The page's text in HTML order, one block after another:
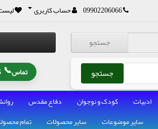
09902206066 حساب کاربری
جستجو
جستجو تماس📞
ادبیات کودک و نوجوان دفاع مقدس
سایر موضوعات سایر محصولات تمام